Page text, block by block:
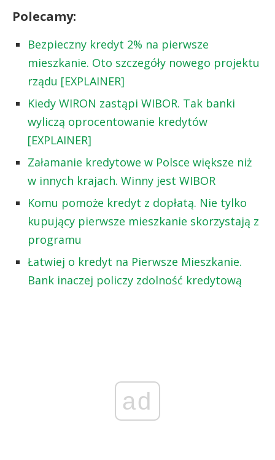
Polecamy:
Bezpieczny kredyt 2% na pierwsze
mieszkanie. Oto szczegóły nowego projektu
rządu [EXPLAINER]
Kiedy WIRON zastąpi WIBOR. Tak banki
wyliczą oprocentowanie kredytów
[EXPLAINER]
Załamanie kredytowe w Polsce większe niż
w innych krajach. Winny jest WIBOR
Komu pomoże kredyt z dopłatą. Nie tylko
kupujący pierwsze mieszkanie skorzystają z
programu
Łatwiej o kredyt na Pierwsze Mieszkanie.
Bank inaczej policzy zdolność kredytową
ad